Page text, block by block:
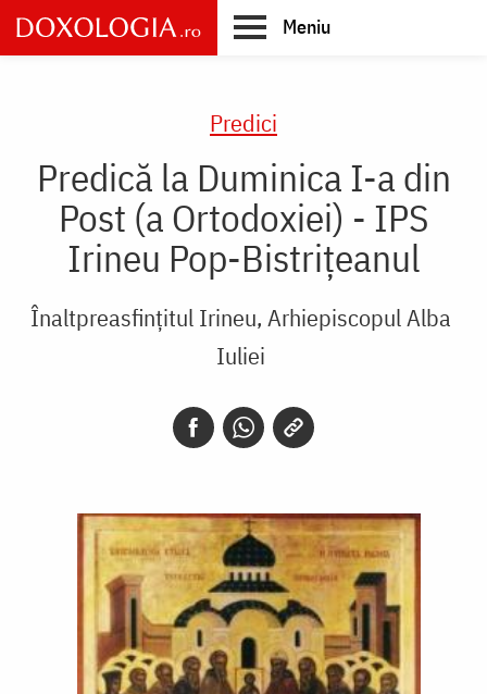
Skip
to
main
Meniu
Predici
Predică la Duminica I-a din
Post (a Ortodoxiei) - IPS
Irineu Pop-Bistriţeanul
Înaltpreasfinţitul Irineu, Arhiepiscopul Alba
Iuliei